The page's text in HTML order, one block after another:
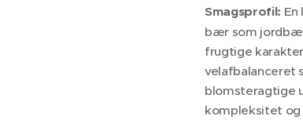
Smagsprofil:
bær som
frugtige
velafbalanceret
blomsteragtige
kompleksitet og